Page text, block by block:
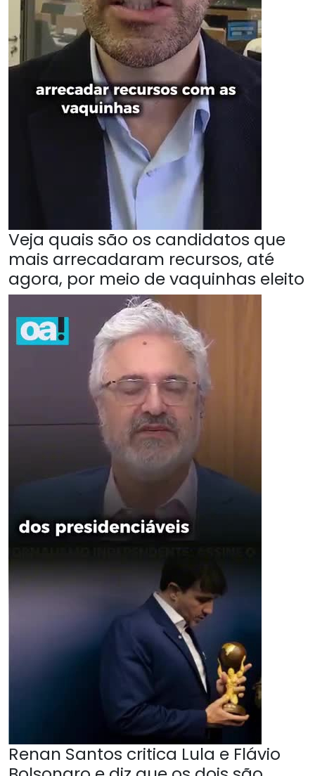
Veja quais são os candidatos que
mais arrecadaram recursos, até
agora, por meio de vaquinhas eleito
Renan Santos critica Lula e Flávio